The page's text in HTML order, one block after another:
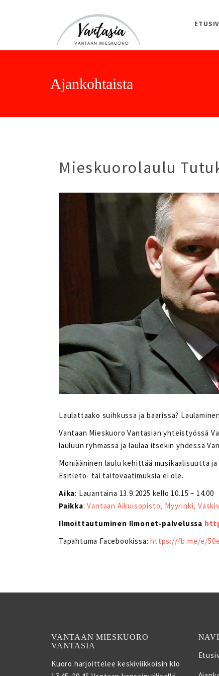
Vantaan Mieskuoro Vantasia
Ajankohtaista
Mieskuorolaulu
Laulattaako suihkussa ja baarissa?
Vantaan Mieskuoro Vantasian yhteistyössä
lauluun ryhmässä ja laulaa itsekin yhdessä
Moniääninen laulu kehittää musikaalisuutta
Esitieto- tai taitovaatimuksia ei ole.
Aika: Lauantaina 13.9.2025 kello 10.15 – 14.00
Paikka:Vantaan Aikuisopisto, Myyrinki,
Ilmoittautuminen Ilmonet-palvelussa
Tapahtuma Facebookissa:https://fb.me/e/
VANTAAN MIESKUORO
VANTASIA
Kuoro harjoittelee keskiviikkoisin klo